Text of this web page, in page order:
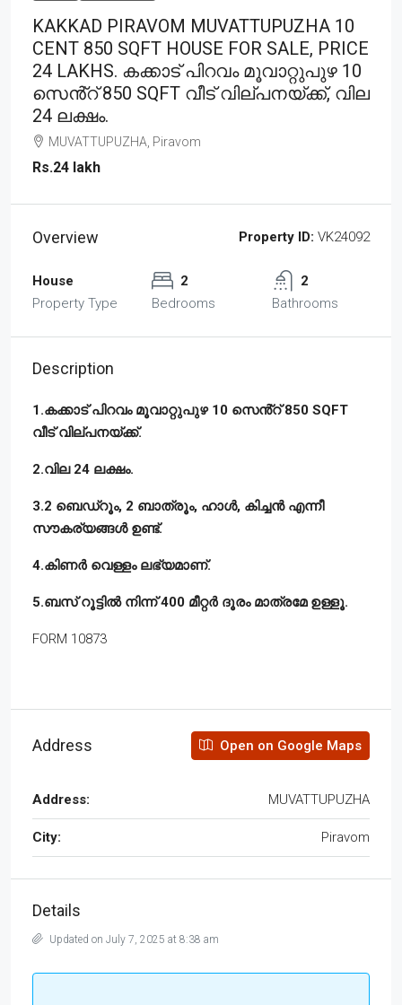
KAKKAD PIRAVOM MUVATTUPUZHA 10
CENT 850 SQFT HOUSE FOR SALE, PRICE
24 LAKHS. കക്കാട് പിറവം മൂവാറ്റുപുഴ 10
സെൻ്റ് 850 SQFT വീട് വില്പനയ്ക്ക്, വില
24 ലക്ഷം.
MUVATTUPUZHA, Piravom
Rs.24 lakh
Overview Property ID: VK24092
House
Property Type
2
Bedrooms
2
Bathrooms
Description
1.കക്കാട് പിറവം മൂവാറ്റുപുഴ 10 സെൻ്റ് 850 SQFT
വീട് വില്പനയ്ക്ക്.
2.വില 24 ലക്ഷം.
3.2 ബെഡ്‌റൂം, 2 ബാത്രൂം, ഹാൾ, കിച്ചൻ എന്നീ
സൗകര്യങ്ങൾ ഉണ്ട്‌.
4.കിണർ വെള്ളം ലഭ്യമാണ്.
5.ബസ് റൂട്ടിൽ നിന്ന് 400 മീറ്റർ ദൂരം മാത്രമേ ഉള്ളൂ.
FORM 10873
Address Open on Google Maps
Address: MUVATTUPUZHA
City: Piravom
Details
Updated on July 7, 2025 at 8:38 am